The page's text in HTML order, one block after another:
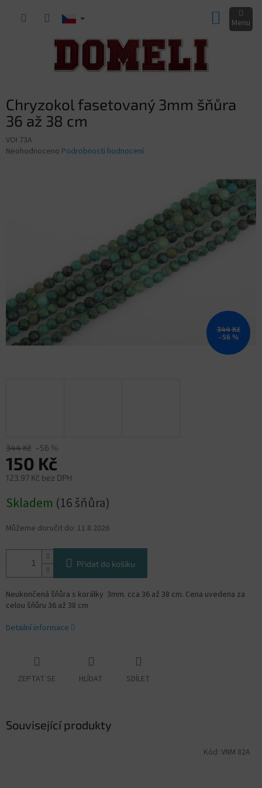
KOŠÍK
Chryzokol fasetovaný 3mm šňůra
36 až 38 cm
VOI 73A
Průměrné
Neohodnoceno Podrobnosti hodnocení
344 Kč
–56 %
344 Kč –56 %
150 Kč
123,97 Kč bez DPH
cena:
Skladem (16 šňůra)
Můžeme doručit do: 11.8.2026
Přidat do košíku
Neukončená šňůra s korálky 3mm. cca 36 až 38 cm. Cena uvedena za
celou šňůru 36 až 38 cm
Detailní informace
ZEPTAT SE HLÍDAT SDÍLET
Související produkty
Kód: VNM 82A